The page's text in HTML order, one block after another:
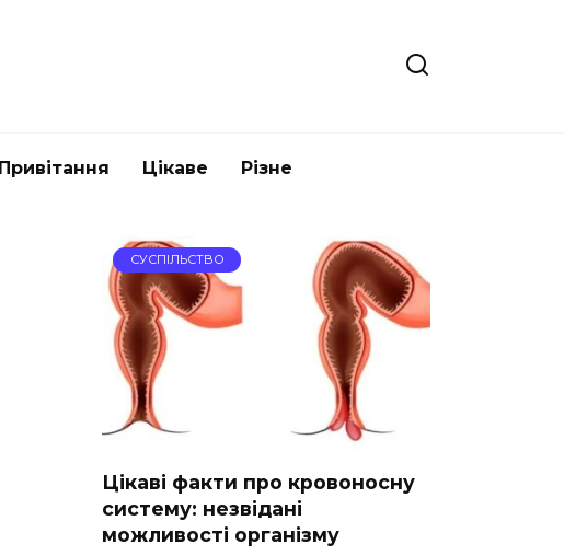
Привітання Цікаве Різне
СУСПІЛЬСТВО
Цікаві факти про кровоносну
систему: незвідані
можливості організму